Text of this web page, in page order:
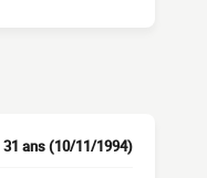
31 ans (10/11/1994)